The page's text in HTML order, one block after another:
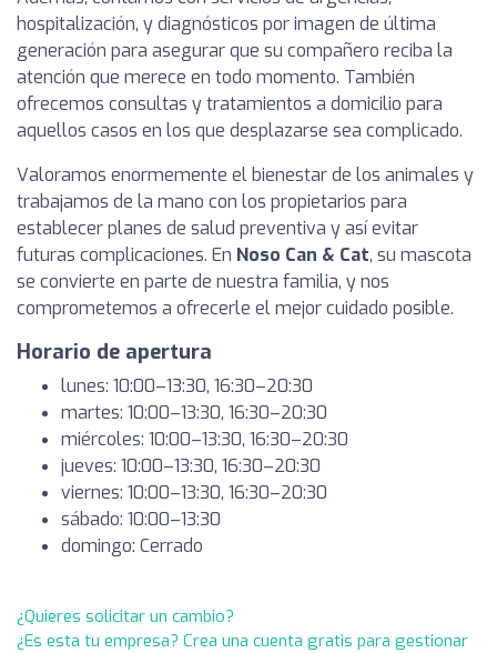
hospitalización, y diagnósticos por imagen de última
generación para asegurar que su compañero reciba la
atención que merece en todo momento. También
ofrecemos consultas y tratamientos a domicilio para
aquellos casos en los que desplazarse sea complicado.
Valoramos enormemente el bienestar de los animales y
trabajamos de la mano con los propietarios para
establecer planes de salud preventiva y así evitar
futuras complicaciones. En Noso Can & Cat, su mascota
se convierte en parte de nuestra familia, y nos
comprometemos a ofrecerle el mejor cuidado posible.
Horario de apertura
lunes: 10:00–13:30, 16:30–20:30
martes: 10:00–13:30, 16:30–20:30
miércoles: 10:00–13:30, 16:30–20:30
jueves: 10:00–13:30, 16:30–20:30
viernes: 10:00–13:30, 16:30–20:30
sábado: 10:00–13:30
domingo: Cerrado
¿Quieres solicitar un cambio?
¿Es esta tu empresa? Crea una cuenta gratis para gestionar